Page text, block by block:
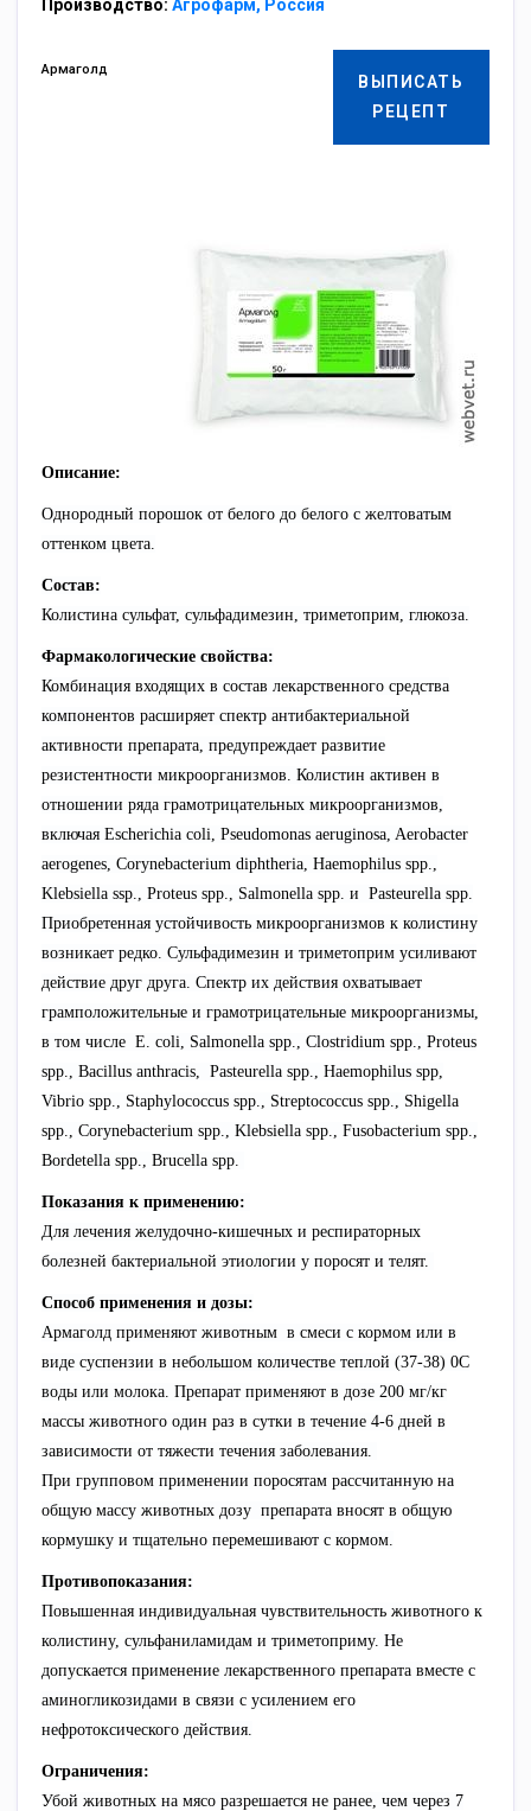
Производство: Агрофарм, Россия
ВЫПИСАТЬ
РЕЦЕПТ
Армаголд
Описание:
Однородный порошок от белого до белого с желтоватым
оттенком цвета.
Состав:
Колистина сульфат, сульфадимезин, триметоприм, глюкоза.
Фармакологические свойства:
Комбинация входящих в состав лекарственного средства
компонентов расширяет спектр антибактериальной
активности препарата, предупреждает развитие
резистентности микроорганизмов. Колистин активен в
отношении ряда грамотрицательных микроорганизмов,
включая Escherichia coli, Pseudomonas aeruginosa, Aerobacter
aerogenes, Corynebacterium diphtheria, Haemophilus spp.,
Klebsiella ssp., Proteus spp., Salmonella sрp. и Pasteurella sрp.
Приобретенная устойчивость микроорганизмов к колистину
возникает редко. Сульфадимезин и триметоприм усиливают
действие друг друга. Спектр их действия охватывает
грамположительные и грамотрицательные микроорганизмы,
в том числе E. coli, Salmonella spp., Clostridium spp., Proteus
spp., Bacillus anthracis, Pasteurella spp., Haemophilus spp,
Vibrio spp., Staphylococcus spp., Streptococcus spp., Shigella
spp., Corynebacterium spp., Klebsiella spp., Fusobacterium spp.,
Bordetella spp., Brucella spp.
Показания к применению:
Для лечения желудочно-кишечных и респираторных
болезней бактериальной этиологии у поросят и телят.
Способ применения и дозы:
Армаголд применяют животным в смеси с кормом или в
виде суспензии в небольшом количестве теплой (37-38) 0С
воды или молока. Препарат применяют в дозе 200 мг/кг
массы животного один раз в сутки в течение 4-6 дней в
зависимости от тяжести течения заболевания.
При групповом применении поросятам рассчитанную на
общую массу животных дозу препарата вносят в общую
кормушку и тщательно перемешивают с кормом.
Противопоказания:
Повышенная индивидуальная чувствительность животного к
колистину, сульфаниламидам и триметоприму. Не
допускается применение лекарственного препарата вместе с
аминогликозидами в связи с усилением его
нефротоксического действия.
Ограничения:
Убой животных на мясо разрешается не ранее, чем через 7